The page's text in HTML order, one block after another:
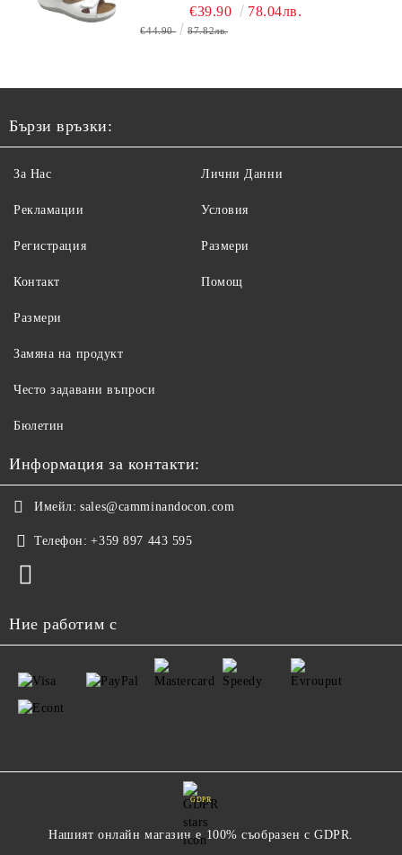
€39.90 78.04лв.
€44.90 87.82лв.
Бързи връзки:
За Нас
Рекламации
Регистрация
Контакт
Лични Данни
Условия
Размери
Помощ
Размери
Замяна на продукт
Често задавани въпроси
Бюлетин
Информация за контакти:
Имейл: sales@camminandocon.com
Телефон: +359 897 443 595
Ние работим с
GDPR
Нашият онлайн магазин е 100% съобразен с GDPR.